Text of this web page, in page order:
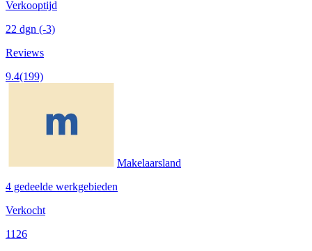
Verkooptijd
22 dgn (-3)
Reviews
9.4(199)
Makelaarsland
4 gedeelde werkgebieden
Verkocht
1126